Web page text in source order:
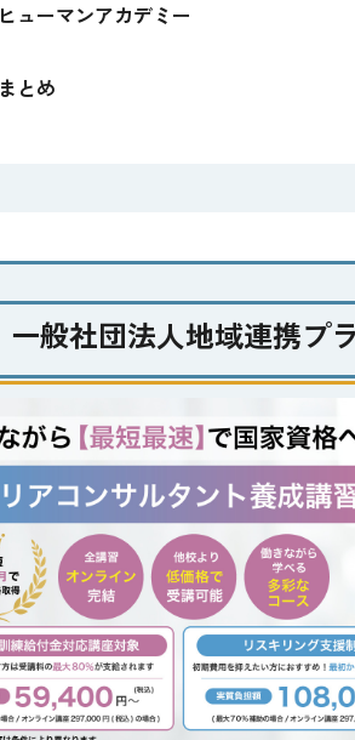
ヒューマンアカデミー
まとめ
一般社団法人地域連携プ